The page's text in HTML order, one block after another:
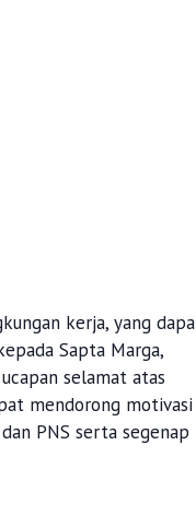
kerja, yang
Sapta Marga,
selamat atas
mendorong motivasi
PNS serta segenap